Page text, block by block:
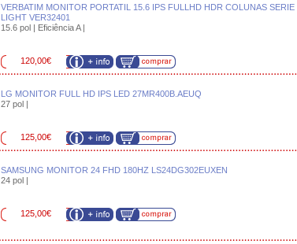
VERBATIM MONITOR PORTATIL 15.6 IPS FULLHD HDR COLUNAS SERIE
LIGHT VER32401
15.6 pol | Eficiência A |
120,00€
LG MONITOR FULL HD IPS LED 27MR400B.AEUQ
27 pol |
125,00€
SAMSUNG MONITOR 24 FHD 180HZ LS24DG302EUXEN
24 pol |
125,00€